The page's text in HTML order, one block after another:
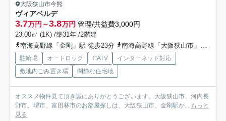
大阪狭山市今熊
ヴィアベルデ
3.7万円～3.8万円 管理/共益費3,000円
23.00㎡ (1K) /築31年 /2階建
南海高野線「金剛」駅 徒歩23分
南海高野線「大阪狭山市」駅 徒歩27分
駐輪場 オートロック CATV
インターネット対応
敷地内ごみ置き場
閑静な住宅地
オススメ物件見て頂き誠にありがとうございます。大阪狭山市、河内長
野市、堺市、富田林市のお部屋探しは、大阪狭山市、金剛駅か... もっと
見る